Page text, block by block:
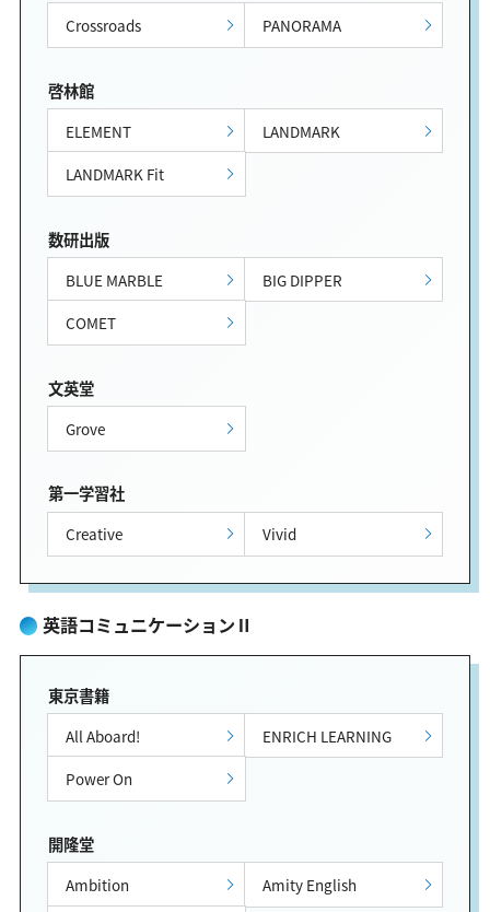
Crossroads PANORAMA
啓林館
ELEMENT
LANDMARK
LANDMARK Fit
数研出版
BLUE MARBLE
BIG DIPPER
COMET
文英堂
Grove
第一学習社
Creative Vivid
英語コミュニケーションⅡ
東京書籍
All Aboard!
ENRICH LEARNING
Power On
開隆堂
Ambition
Amity English